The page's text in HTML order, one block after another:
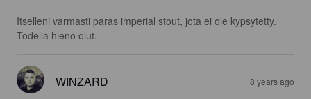
Itselleni varmasti paras imperial stout, jota ei ole kypsytetty.
Todella hieno olut.
WINZARD 8 years ago